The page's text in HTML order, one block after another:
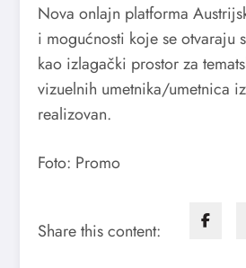
Nova onlajn platforma
i mogućnosti koje se otvaraju
kao izlagački prostor za
vizuelnih umetnika/umetnica
realizovan.
Foto: Promo
Share this content: